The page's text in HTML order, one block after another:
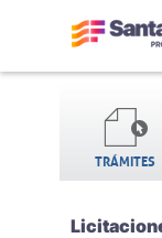
TRÁMITES